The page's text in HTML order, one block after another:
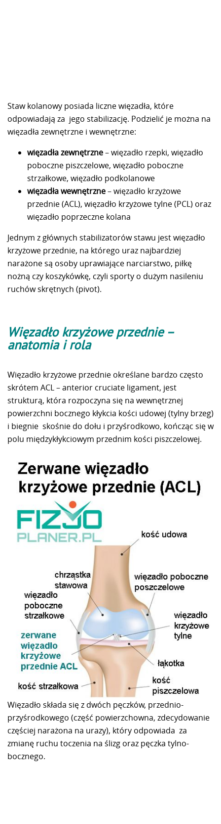
Staw kolanowy posiada liczne więzadła, które
odpowiadają za jego stabilizację. Podzielić je można na
więzadła zewnętrzne i wewnętrzne:
więzadła zewnętrzne– więzadło rzepki, więzadło
poboczne piszczelowe, więzadło poboczne
strzałkowe, więzadło podkolanowe
więzadła wewnętrzne– więzadło krzyżowe
przednie (ACL), więzadło krzyżowe tylne (PCL) oraz
więzadło poprzeczne kolana
Jednym z głównych stabilizatorów stawu jest więzadło
krzyżowe przednie, na którego uraz najbardziej
narażone są osoby uprawiające narciarstwo, piłkę
nożną czy koszykówkę, czyli sporty o dużym nasileniu
ruchów skrętnych (pivot).
Więzadło krzyżowe przednie –
anatomia i rola
Więzadło krzyżowe przednie określane bardzo często
skrótem ACL – anterior cruciate ligament, jest
strukturą, która rozpoczyna się na wewnętrznej
powierzchni bocznego kłykcia kości udowej (tylny brzeg)
i biegnie skośnie do dołu i przyśrodkowo, kończąc się w
polu międzykłykciowym przednim kości piszczelowej.
Więzadło składa się z dwóch pęczków, przednio-
przyśrodkowego (część powierzchowna, zdecydowanie
częściej narażona na urazy), który odpowiada za
zmianę ruchu toczenia na ślizg oraz pęczka tylno-
bocznego.